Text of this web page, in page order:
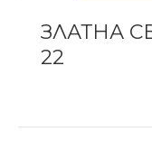
ЗЛАТНА
22